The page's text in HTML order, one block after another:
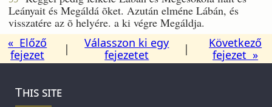
Leányait és Megáldá õket. Azután elméne Lábán, és
visszatére az õ helyére. a ki végre Megáldja.
« Előző
fejezet
|
Válasszon ki egy
fejezetet
|
Következő
fejezet »
This site